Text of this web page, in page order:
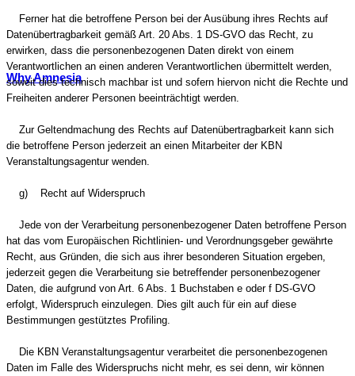
Why Amnesia
Ferner hat die betroffene Person bei der Ausübung ihres Rechts auf
Datenübertragbarkeit gemäß Art. 20 Abs. 1 DS-GVO das Recht, zu
erwirken, dass die personenbezogenen Daten direkt von einem
Verantwortlichen an einen anderen Verantwortlichen übermittelt werden,
soweit dies technisch machbar ist und sofern hiervon nicht die Rechte und
Freiheiten anderer Personen beeinträchtigt werden.
Zur Geltendmachung des Rechts auf Datenübertragbarkeit kann sich
die betroffene Person jederzeit an einen Mitarbeiter der KBN
Veranstaltungsagentur wenden.
g) Recht auf Widerspruch
Jede von der Verarbeitung personenbezogener Daten betroffene Person
hat das vom Europäischen Richtlinien- und Verordnungsgeber gewährte
Recht, aus Gründen, die sich aus ihrer besonderen Situation ergeben,
jederzeit gegen die Verarbeitung sie betreffender personenbezogener
Daten, die aufgrund von Art. 6 Abs. 1 Buchstaben e oder f DS-GVO
erfolgt, Widerspruch einzulegen. Dies gilt auch für ein auf diese
Bestimmungen gestütztes Profiling.
Die KBN Veranstaltungsagentur verarbeitet die personenbezogenen
Daten im Falle des Widerspruchs nicht mehr, es sei denn, wir können